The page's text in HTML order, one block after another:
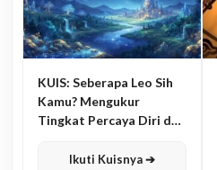
KUIS: Seberapa Leo Sih
Kamu? Mengukur
Tingkat Percaya Diri dan
Ikuti Kuisnya ➔